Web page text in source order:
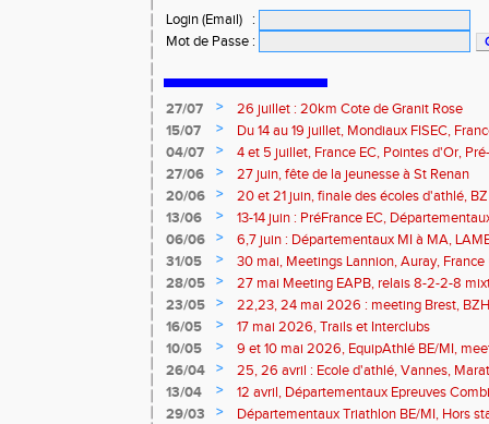
Login (Email)
:
Mot de Passe :
27/07 >
26 juillet : 20km Cote de Granit Rose
15/07
>
Du 14 au 19 juillet, Mondiaux FISEC,
04/07
>
4 et 5 juillet, France EC, Pointes d'Or,
Meetings Fougères, Quimper, St Renan
27/06 >
27 juin, fête de la jeunesse à St Renan
20/06
>
20 et 21 juin, finale des écoles d'athlé,
13/06
>
13-14 juin : PréFrance EC,
meeting Pacé, meeting Landerneau
06/06 >
6,7 juin : Départementaux MI à MA,
31/05
>
30 mai, Meetings Lannion, Auray,
route, Trails
28/05 >
27 mai Meeting EAPB, relais 8-2-2-8
23/05
>
22,23, 24 mai 2026 : meeting Brest,
16/05
>
17 mai 2026, Trails et Interclubs
10/05
>
9 et 10 mai 2026, EquipAthlé BE/MI,
marathon de la Loire
26/04 >
25, 26 avril : Ecole d'athlé, Vannes,
Isle
13/04 >
12 avril, Départementaux Epreuves
marathon de Paris
29/03 >
Départementaux Triathlon BE/MI, Hors